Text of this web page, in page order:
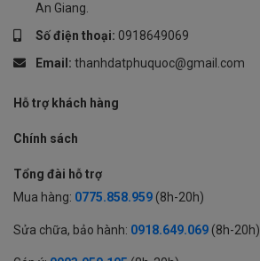
An Giang.
Số điện thoại: 0918649069
Email: thanhdatphuquoc@gmail.com
Hỗ trợ khách hàng
Chính sách
Tổng đài hỗ trợ
Mua hàng: 0775.858.959 (8h-20h)
Sửa chữa, bảo hành: 0918.649.069 (8h-20h)